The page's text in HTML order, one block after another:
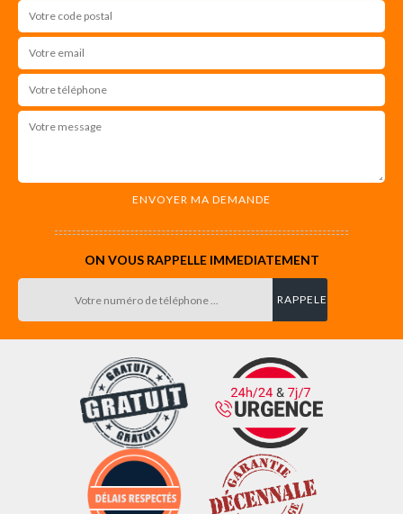
ON VOUS RAPPELLE IMMEDIATEMENT